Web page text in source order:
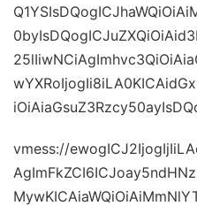
vmess://